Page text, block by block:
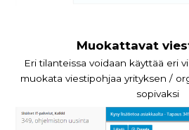
Muokattavat
Eri tilanteissa voidaan käyttää eri
muokata viestipohjaa yrityksen /
sopivaksi